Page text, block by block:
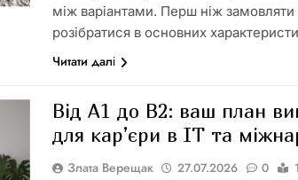
між варіантами. Перш ніж
розібратися в основних
Читати далі
Від A1 до B2: ваш план
для кар’єри в IT та
Злата Верещак 27.07.2026 0